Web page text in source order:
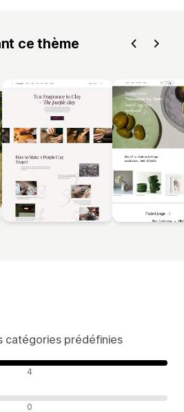
ce thème
catégories prédéfinies
4
0